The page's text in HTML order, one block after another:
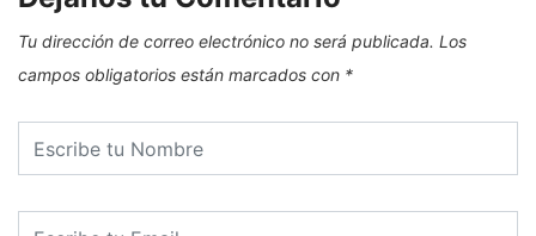
Tu dirección de correo electrónico no será publicada. Los
campos obligatorios están marcados con *